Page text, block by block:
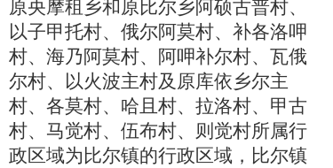
原央摩租乡和原比尔乡阿硕古普村、
以子甲托村、俄尔阿莫村、补各洛呷
村、海乃阿莫村、阿呷补尔村、瓦俄
尔村、以火波主村及原库依乡尔主
村、各莫村、哈且村、拉洛村、甲古
村、马觉村、伍布村、则觉村所属行
政区域为比尔镇的行政区域，比尔镇